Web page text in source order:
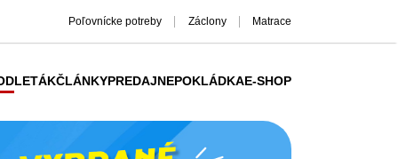
Poľovnícke potreby Záclony Matrace
LETÁKČLÁNKYPREDAJNEPOKLÁDKAE-SHOP